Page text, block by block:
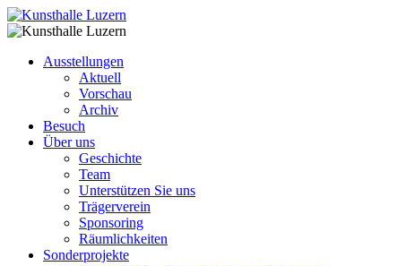
Ausstellungen
Aktuell
Vorschau
Archiv
Besuch
Über uns
Geschichte
Team
Unterstützen Sie uns
Trägerverein
Sponsoring
Räumlichkeiten
Sonderprojekte